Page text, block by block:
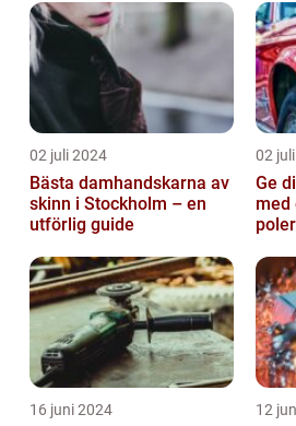
02 juli 2024
Bästa damhandskarna av
skinn i Stockholm – en
utförlig guide
02
Ge
med
16 juni 2024 12